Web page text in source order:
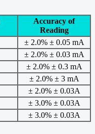
Accuracy of
Reading
± 2.0% ± 0.05 mA
± 2.0% ± 0.03 mA
± 2.0% ± 0.3 mA
± 2.0% ± 3 mA
± 2.0% ± 0.03A
± 3.0% ± 0.03A
± 3.0% ± 0.03A